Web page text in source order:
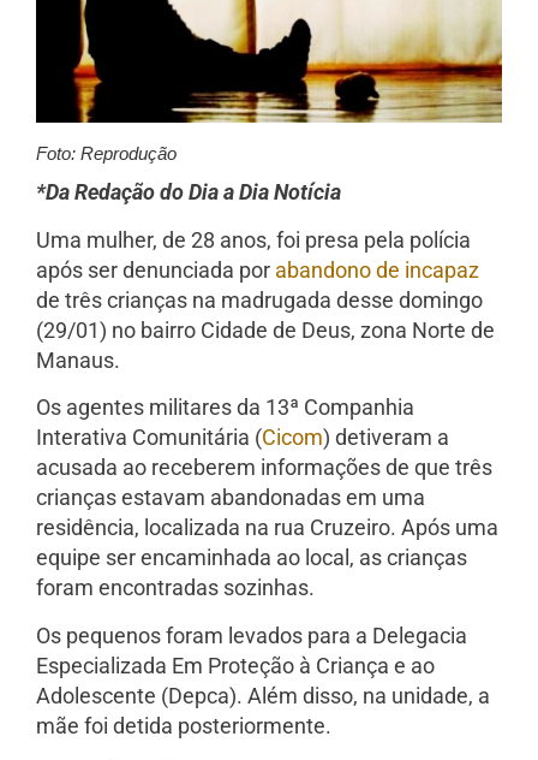
Foto: Reprodução
*Da Redação do Dia a Dia Notícia
Uma mulher, de 28 anos, foi presa pela polícia
após ser denunciada por abandono de incapaz
de três crianças na madrugada desse domingo
(29/01) no bairro Cidade de Deus, zona Norte de
Manaus.
Os agentes militares da 13ª Companhia
Interativa Comunitária (Cicom) detiveram a
acusada ao receberem informações de que três
crianças estavam abandonadas em uma
residência, localizada na rua Cruzeiro. Após uma
equipe ser encaminhada ao local, as crianças
foram encontradas sozinhas.
Os pequenos foram levados para a Delegacia
Especializada Em Proteção à Criança e ao
Adolescente (Depca). Além disso, na unidade, a
mãe foi detida posteriormente.